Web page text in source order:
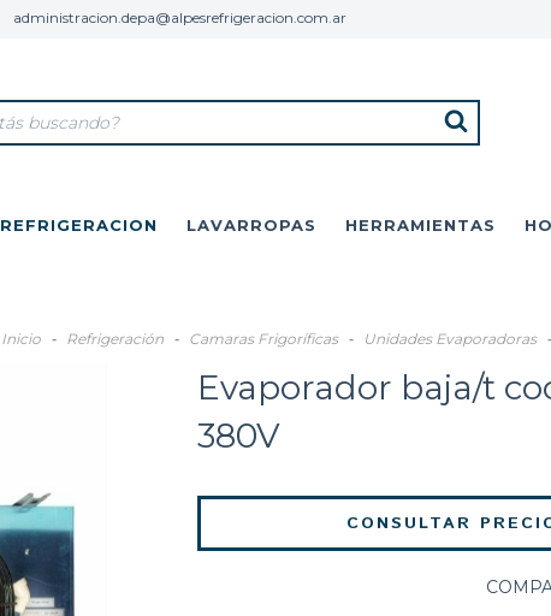
administracion.depa@alpesrefrigeracion.com.ar
REFRIGERACION LAVARROPAS HERRAMIENTAS
Inicio - Refrigeración - Camaras Frigoríficas - Unidades Evaporadoras -
Evaporador baja/t
380V